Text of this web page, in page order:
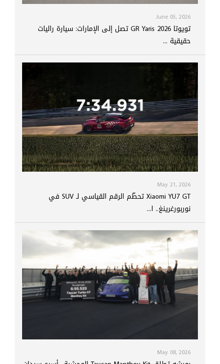
June 05, 2026
تويوتا GR Yaris 2026 تصل إلى الإمارات: سيارة راليات
حقيقية ...
May 21, 2026
Xiaomi YU7 GT تحطّم الرقم القياسي لـ SUV في
نوربورغرينغ.. ا...
May 08, 2026